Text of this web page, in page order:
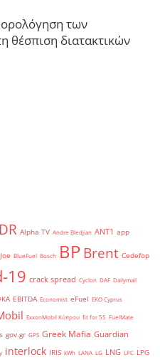
των
θέσπιση διατακτικών
Alpha TV Andre Bledjian ANT1 app
BlueFuel Bosch BPBrent Cedefop
19 crack spread Cyclon DAF Dailymail
EBITDA Economist eFuel EKO Cyprus
ExxonMobil Κύπρου fit for 55 FuelMate
gov.gr GPS Greek Mafia Guardian
interlock IRIS kWh LANA LG LNG LPC LPG